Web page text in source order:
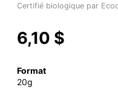
Certifié biologique par
6,10 $
Format
20g